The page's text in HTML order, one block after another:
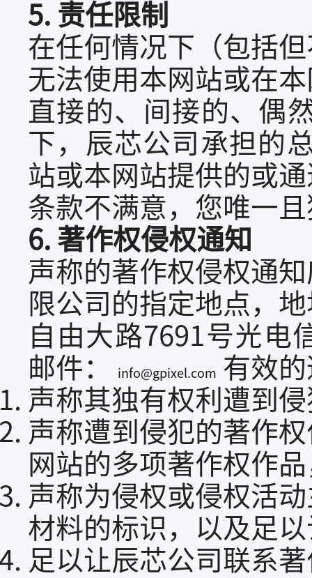
5. 责任限制
在任何情况下（包括
无法使用本网站或在
直接的、间接的、偶
下，辰芯公司承担的
站或本网站提供的或
条款不满意，您唯一
6. 著作权侵权通知
声称的著作权侵权通
限公司的指定地点，
自由大路7691号光电
邮件：
info@gpixel.com
有效
声称其独有权利遭到
声称遭到侵犯的著作
网站的多项著作权作
声称为侵权或侵权活
材料的标识，以及足
足以让辰芯公司联系